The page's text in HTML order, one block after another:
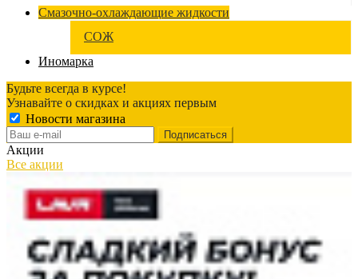
Смазочно-охлаждающие жидкости
СОЖ
Иномарка
Будьте всегда в курсе!
Узнавайте о скидках и акциях первым
Новости магазина
Акции
Все акции